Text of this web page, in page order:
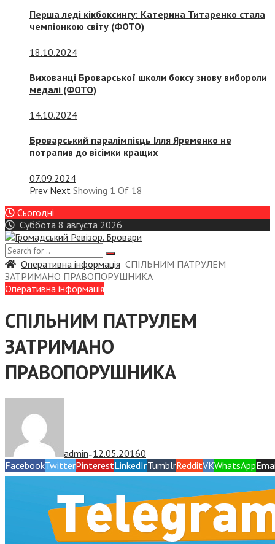
Перша леді кікбоксингу: Катерина Титаренко стала
чемпіонкою світу (ФОТО)
18.10.2024
Вихованці Броварської школи боксу знову вибороли
медалі (ФОТО)
14.10.2024
Броварський паралімпієць Ілля Яременко не
потрапив до вісімки кращих
07.09.2024
Prev Next Showing 1 Of 18
Сьогодні
Суббота 8 августа 2026
Оперативна інформація СПІЛЬНИМ ПАТРУЛЕМ
ЗАТРИМАНО ПРАВОПОРУШНИКА
Оперативна інформація
СПІЛЬНИМ ПАТРУЛЕМ
ЗАТРИМАНО
ПРАВОПОРУШНИКА
admin — 12.05.20160
FacebookTwitterPinterestLinkedInTumblrRedditVKWhatsApp